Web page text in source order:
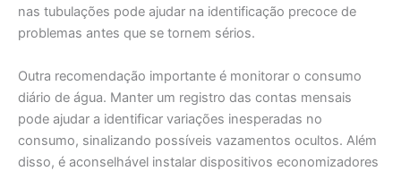
nas tubulações pode ajudar na identificação precoce de
problemas antes que se tornem sérios.
Outra recomendação importante é monitorar o consumo
diário de água. Manter um registro das contas mensais
pode ajudar a identificar variações inesperadas no
consumo, sinalizando possíveis vazamentos ocultos. Além
disso, é aconselhável instalar dispositivos economizadores